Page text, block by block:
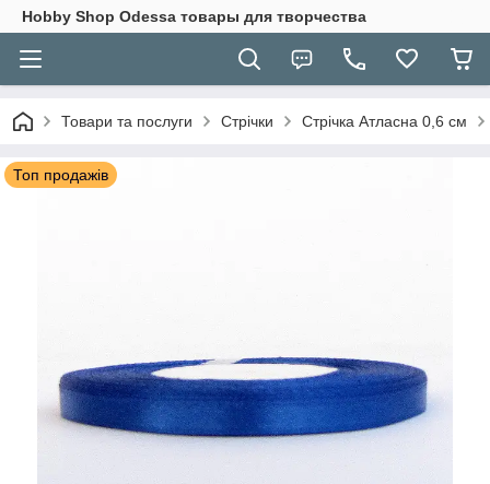
Hobbу Shop Odessa товары для творчества
Товари та послуги Стрічки Стрічка Атласна 0,6 см
Топ продажів